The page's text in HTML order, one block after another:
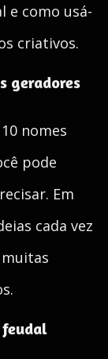
e como usá-
criativos.
geradores
nomes
pode
Em
cada vez
feudal